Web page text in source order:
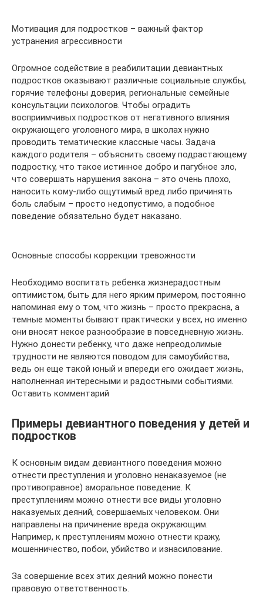
Мотивация для подростков – важный фактор
устранения агрессивности
Огромное содействие в реабилитации девиантных
подростков оказывают различные социальные службы,
горячие телефоны доверия, региональные семейные
консультации психологов. Чтобы оградить
восприимчивых подростков от негативного влияния
окружающего уголовного мира, в школах нужно
проводить тематические классные часы. Задача
каждого родителя – объяснить своему подрастающему
подростку, что такое истинное добро и пагубное зло,
что совершать нарушения закона – это очень плохо,
наносить кому-либо ощутимый вред либо причинять
боль слабым – просто недопустимо, а подобное
поведение обязательно будет наказано.
Основные способы коррекции тревожности
Необходимо воспитать ребенка жизнерадостным
оптимистом, быть для него ярким примером, постоянно
напоминая ему о том, что жизнь – просто прекрасна, а
темные моменты бывают практически у всех, но именно
они вносят некое разнообразие в повседневную жизнь.
Нужно донести ребенку, что даже непреодолимые
трудности не являются поводом для самоубийства,
ведь он еще такой юный и впереди его ожидает жизнь,
наполненная интересными и радостными событиями.
Оставить комментарий
Примеры девиантного поведения у детей и
подростков
К основным видам девиантного поведения можно
отнести преступления и уголовно ненаказуемое (не
противоправное) аморальное поведение. К
преступлениям можно отнести все виды уголовно
наказуемых деяний, совершаемых человеком. Они
направлены на причинение вреда окружающим.
Например, к преступлениям можно отнести кражу,
мошенничество, побои, убийство и изнасилование.
За совершение всех этих деяний можно понести
правовую ответственность.